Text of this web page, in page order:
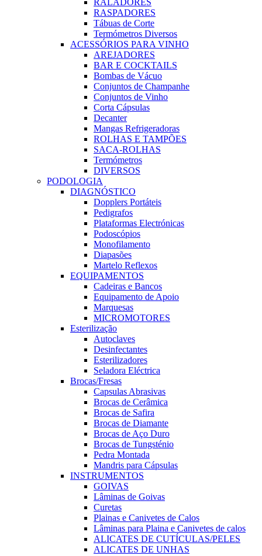
RALADORES
RASPADORES
Tábuas de Corte
Termómetros Diversos
ACESSÓRIOS PARA VINHO
AREJADORES
BAR E COCKTAILS
Bombas de Vácuo
Conjuntos de Champanhe
Conjuntos de Vinho
Corta Cápsulas
Decanter
Mangas Refrigeradoras
ROLHAS E TAMPÕES
SACA-ROLHAS
Termómetros
DIVERSOS
PODOLOGIA
DIAGNÓSTICO
Dopplers Portáteis
Pedigrafos
Plataformas Electrónicas
Podoscópios
Monofilamento
Diapasões
Martelo Reflexos
EQUIPAMENTOS
Cadeiras e Bancos
Equipamento de Apoio
Marquesas
MICROMOTORES
Esterilização
Autoclaves
Desinfectantes
Esterilizadores
Seladora Eléctrica
Brocas/Fresas
Capsulas Abrasivas
Brocas de Cerâmica
Brocas de Safira
Brocas de Diamante
Brocas de Aço Duro
Brocas de Tungsténio
Pedra Montada
Mandris para Cápsulas
INSTRUMENTOS
GOIVAS
Lâminas de Goivas
Curetas
Plainas e Canivetes de Calos
Lâminas para Plaina e Canivetes de calos
ALICATES DE CUTÍCULAS/PELES
ALICATES DE UNHAS